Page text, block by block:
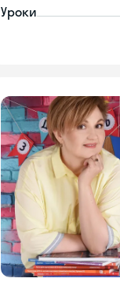
Уроки